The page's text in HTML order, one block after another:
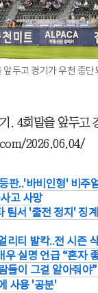
두고 경기가 우천 중
. 4회말을 앞두고
2026.06.04/
판..'바비인형' 비주
고 사망
팀서 '출전 정지'
리티 발칵..전 시즌 삭
실명 언급 “혼자
들이 그걸 알아줘야”
사용 '공분'